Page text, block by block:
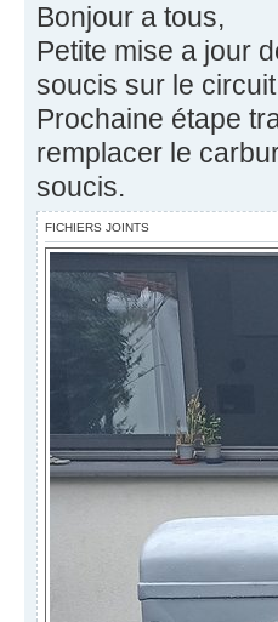
Bonjour a tous,
Petite mise a jour
soucis sur le
Prochaine étape
remplacer le
soucis.
FICHIERS JOINTS